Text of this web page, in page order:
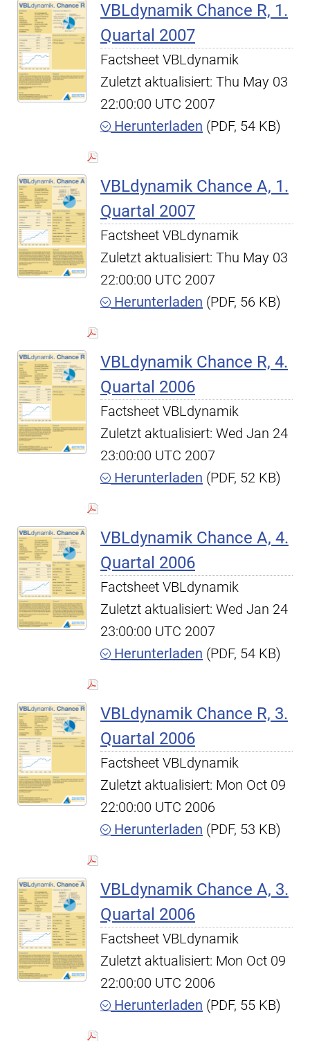
VBLdynamik Chance R, 1.
Quartal 2007
Factsheet VBLdynamik
Zuletzt aktualisiert: Thu May 03
22:00:00 UTC 2007
Herunterladen (PDF, 54 KB)
VBLdynamik Chance A, 1.
Quartal 2007
Factsheet VBLdynamik
Zuletzt aktualisiert: Thu May 03
22:00:00 UTC 2007
Herunterladen (PDF, 56 KB)
VBLdynamik Chance R, 4.
Quartal 2006
Factsheet VBLdynamik
Zuletzt aktualisiert: Wed Jan 24
23:00:00 UTC 2007
Herunterladen (PDF, 52 KB)
VBLdynamik Chance A, 4.
Quartal 2006
Factsheet VBLdynamik
Zuletzt aktualisiert: Wed Jan 24
23:00:00 UTC 2007
Herunterladen (PDF, 54 KB)
VBLdynamik Chance R, 3.
Quartal 2006
Factsheet VBLdynamik
Zuletzt aktualisiert: Mon Oct 09
22:00:00 UTC 2006
Herunterladen (PDF, 53 KB)
VBLdynamik Chance A, 3.
Quartal 2006
Factsheet VBLdynamik
Zuletzt aktualisiert: Mon Oct 09
22:00:00 UTC 2006
Herunterladen (PDF, 55 KB)